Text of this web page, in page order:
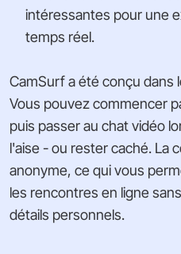
intéressantes pour une
temps réel.
CamSurf a été conçu dans
Vous pouvez commencer
puis passer au chat vidéo
l'aise - ou rester caché. La
anonyme, ce qui vous
les rencontres en ligne
détails personnels.